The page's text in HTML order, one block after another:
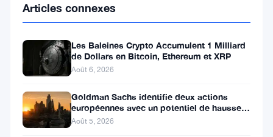
Bitcoin
leurs
stratégies
trésorerie.
Articles connexes
Les Baleines Crypto Accumulent 1 Milliard
de Dollars en Bitcoin, Ethereum et XRP
Août 6, 2026
Goldman Sachs identifie deux actions
européennes avec un potentiel de hausse
de plus de 100 %
Août 5, 2026